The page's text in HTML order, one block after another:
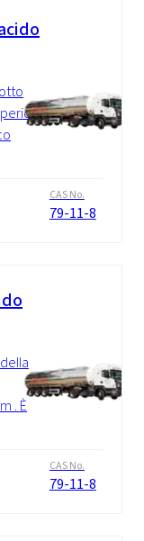
CAS No.
79-11-8
. È
CAS No.
79-11-8